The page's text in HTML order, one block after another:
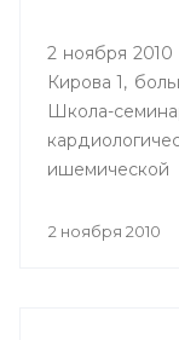
2 ноября
Кирова 1,
Школа-
2 ноября 2010